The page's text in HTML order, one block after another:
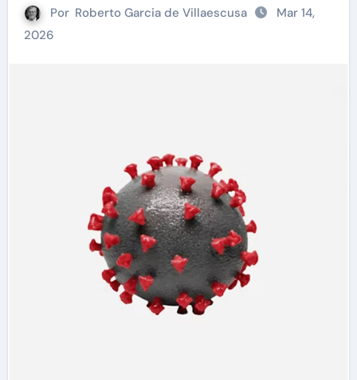
Por Roberto Garcia de Villaescusa
Mar 14,
2026